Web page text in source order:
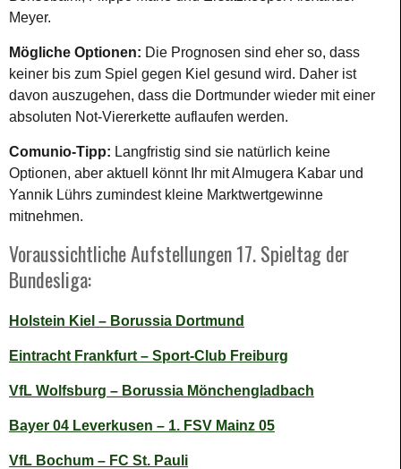
Meyer.
Mögliche Optionen: Die Prognosen sind eher so, dass
keiner bis zum Spiel gegen Kiel gesund wird. Daher ist
davon auszugehen, dass die Dortmunder wieder mit einer
absoluten Not-Viererkette auflaufen werden.
Comunio-Tipp: Langfristig sind sie natürlich keine
Optionen, aber aktuell könnt Ihr mit Almugera Kabar und
Yannik Lührs zumindest kleine Marktwertgewinne
mitnehmen.
Voraussichtliche Aufstellungen 17. Spieltag der
Bundesliga:
Holstein Kiel – Borussia Dortmund
Eintracht Frankfurt – Sport-Club Freiburg
VfL Wolfsburg – Borussia Mönchengladbach
Bayer 04 Leverkusen – 1. FSV Mainz 05
VfL Bochum – FC St. Pauli